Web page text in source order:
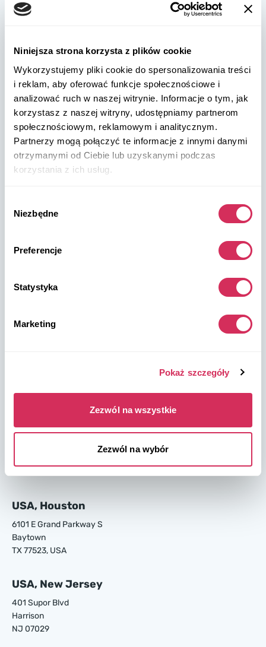
Niniejsza strona korzysta z plików cookie
Wykorzystujemy pliki cookie do spersonalizowania treści
i reklam, aby oferować funkcje społecznościowe i
analizować ruch w naszej witrynie. Informacje o tym, jak
korzystasz z naszej witryny, udostępniamy partnerom
społecznościowym, reklamowym i analitycznym.
Partnerzy mogą połączyć te informacje z innymi danymi
otrzymanymi od Ciebie lub uzyskanymi podczas
korzystania z ich usług.
zgody
Niezbędne
Preferencje
Statystyka
Marketing
Pokaż szczegóły
Zezwól na wszystkie
Zezwól na wybór
klientów na całym świecie. Kupuj samochody na amerykańskich
partners@w8shippingpl.com
+48 572 567 718
W8 Shipping PL Grójecka , 194/2 Warszawa, 02-390
na mapie
1305 Cavalier Blvd
GA 31408, USA
USA, Los Angeles
USA, Houston
6101 E Grand Parkway S
Baytown
TX 77523, USA
USA, New Jersey
401 Supor Blvd
Harrison
NJ 07029